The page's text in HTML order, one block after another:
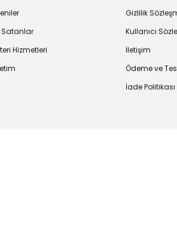
Satanlar
Hizmetleri
Gizlilik
Kullanıcı
İletişim
Ödeme ve
İade Politikası